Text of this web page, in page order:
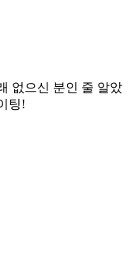
없으신 분인 줄 알았
팅!